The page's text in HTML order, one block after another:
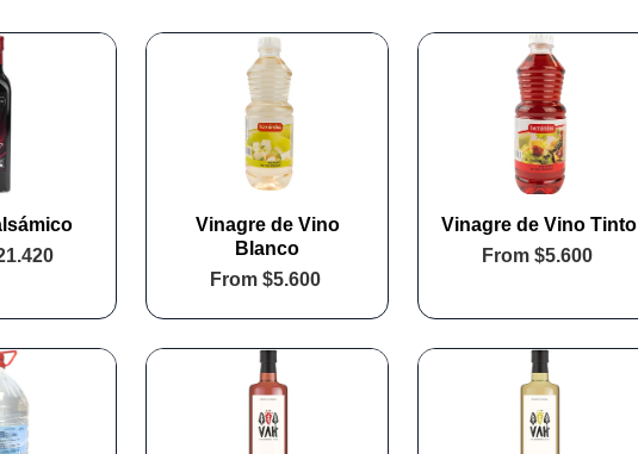
Vinagre de Vino
Blanco
From $5.600
Vinagre de Vino Tinto
From $5.600